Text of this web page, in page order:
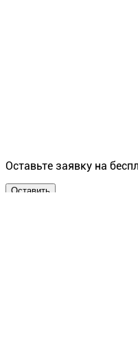
Оставьте заявку на
Оставить